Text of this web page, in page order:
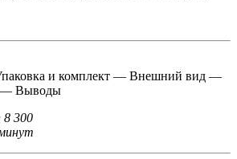
и комплект — Внешний вид —
— Выводы
8 300